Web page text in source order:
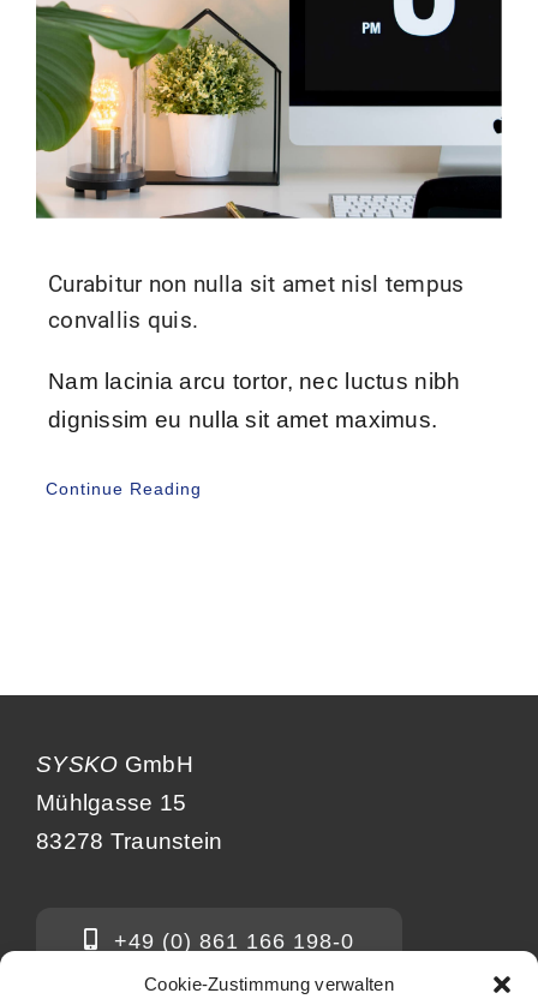
Cookie-Zustimmung verwalten
Curabitur non nulla sit amet nisl tempus
convallis quis.
Nam lacinia arcu tortor, nec luctus nibh
dignissim eu nulla sit amet maximus.
Continue Reading
SYSKO GmbH
Mühlgasse 15
83278 Traunstein
+49 (0) 861 166 198-0